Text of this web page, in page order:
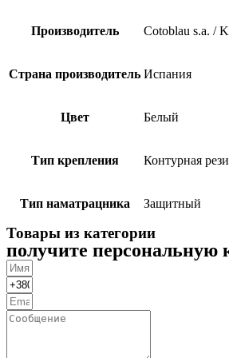
Производитель Cotoblau s.a. /
Страна производитель Испания
Цвет Белый
Тип крепления Контурная
Тип наматрацника Защитный
Товары из категории
получите персональную